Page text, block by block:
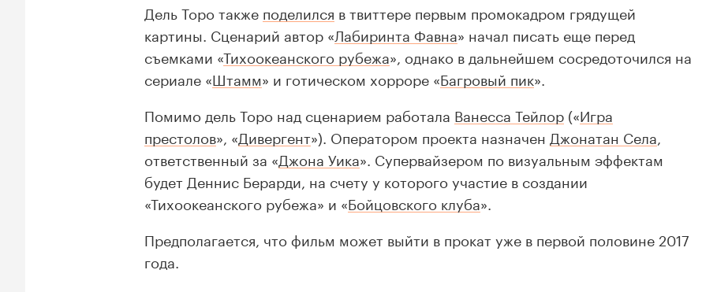
Дель Торо также поделился в твиттере первым промокадром грядущей
картины. Сценарий автор «Лабиринта Фавна» начал писать еще перед
съемками «Тихоокеанского рубежа», однако в дальнейшем сосредоточился на
сериале «Штамм» и готическом хорроре «Багровый пик».
Помимо дель Торо над сценарием работала Ванесса Тейлор («Игра
престолов», «Дивергент»). Оператором проекта назначен Джонатан Села
ответственный за «Джона Уика». Супервайзером по визуальным эффектам
будет Деннис Берарди, на счету у которого участие в создании
«Тихоокеанского рубежа» и «Бойцовского клуба».
Предполагается, что фильм может выйти в прокат уже в первой половине 2017
года.